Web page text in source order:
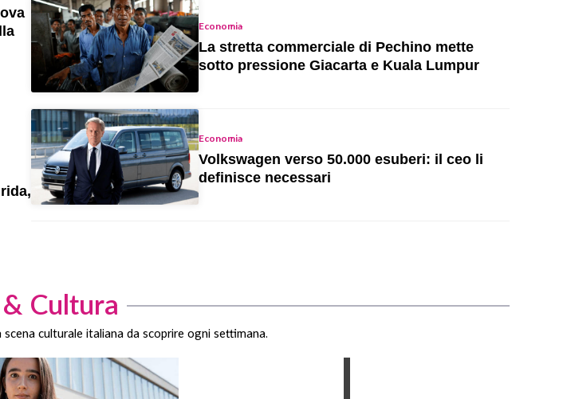
Economia
La stretta commerciale di Pechino mette
sotto pressione Giacarta e Kuala Lumpur
Economia
Volkswagen verso 50.000 esuberi: il ceo li
definisce necessari
Cultura
culturale italiana da scoprire ogni settimana.